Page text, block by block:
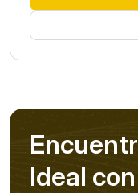
Encuentr
Ideal con